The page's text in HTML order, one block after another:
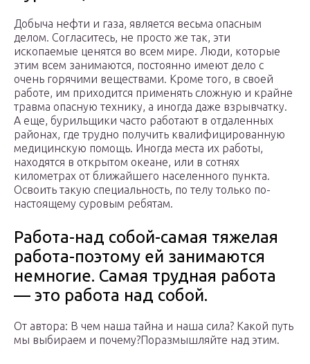
Добыча нефти и газа, является весьма опасным
делом. Согласитесь, не просто же так, эти
ископаемые ценятся во всем мире. Люди, которые
этим всем занимаются, постоянно имеют дело с
очень горячими веществами. Кроме того, в своей
работе, им приходится применять сложную и крайне
травма опасную технику, а иногда даже взрывчатку.
А еще, бурильщики часто работают в отдаленных
районах, где трудно получить квалифицированную
медицинскую помощь. Иногда места их работы,
находятся в открытом океане, или в сотнях
километрах от ближайшего населенного пункта.
Освоить такую специальность, по телу только по-
настоящему суровым ребятам.
Работа-над собой-самая тяжелая
работа-поэтому ей занимаются
немногие. Самая трудная работа
— это работа над собой.
От автора: В чем наша тайна и наша сила? Какой путь
мы выбираем и почему?Поразмышляйте над этим.